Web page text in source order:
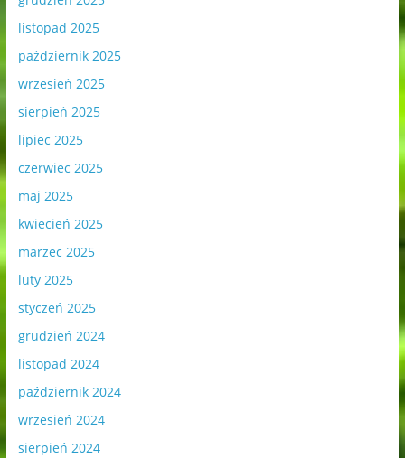
listopad 2025
październik 2025
wrzesień 2025
sierpień 2025
lipiec 2025
czerwiec 2025
maj 2025
kwiecień 2025
marzec 2025
luty 2025
styczeń 2025
grudzień 2024
listopad 2024
październik 2024
wrzesień 2024
sierpień 2024